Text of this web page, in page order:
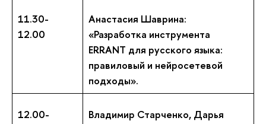
11.30-
12.00
Анастасия Шаврина:
«Разработка инструмента
ERRANT для русского языка:
правиловый и нейросетевой
подходы».
12.00-
Владимир Старченко, Дарья